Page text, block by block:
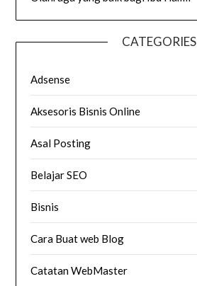
CATEGORIES
Adsense
Aksesoris Bisnis Online
Asal Posting
Belajar SEO
Bisnis
Cara Buat web Blog
Catatan WebMaster